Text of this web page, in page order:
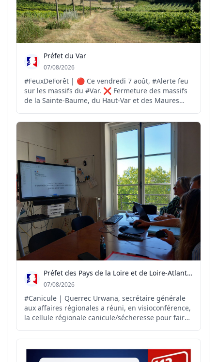
Préfet du Var
07/08/2026
#FeuxDeForêt | 🔴 Ce vendredi 7 août, #Alerte feu
sur les massifs du #Var. ❌ Fermeture des massifs
de la Sainte-Baume, du Haut-Var et des Maures
des massifs des Monts Toulonnais, de la Corniche
des Maures, du Centre-Var et des îles d'Hyères
Préfet des Pays de la Loire et de Loire-Atlantique
07/08/2026
#Canicule | Querrec Urwana, secrétaire générale
aux affaires régionales a réuni, en visioconférence,
la cellule régionale canicule/sécheresse pour faire
conséquences des fortes chaleurs et de la
sécheresse sur le territoire. Autour de cette
réunion : rep...